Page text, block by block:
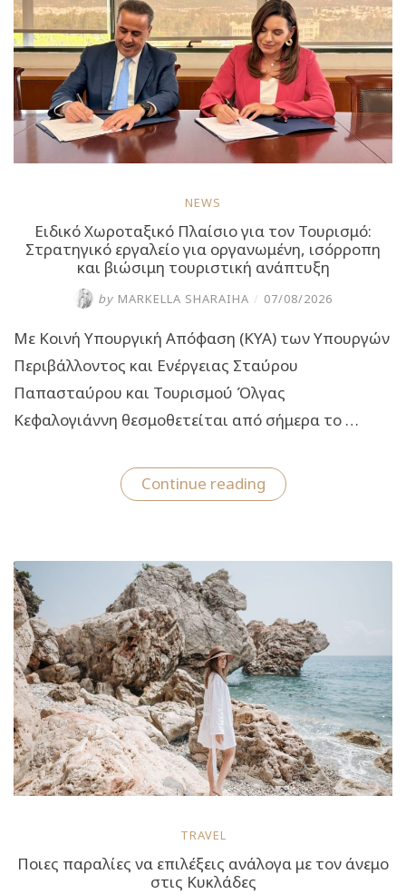
NEWS
Ειδικό Χωροταξικό Πλαίσιο για τον Τουρισμό:
Στρατηγικό εργαλείο για οργανωμένη, ισόρροπη
και βιώσιμη τουριστική ανάπτυξη
by MARKELLA SHARAIHA / 07/08/2026
Με Κοινή Υπουργική Απόφαση (ΚΥΑ) των Υπουργών
Περιβάλλοντος και Ενέργειας Σταύρου
Παπασταύρου και Τουρισμού Όλγας
Κεφαλογιάννη θεσμοθετείται από σήμερα το …
Continue reading“Ειδικό
Χωροταξικό
Τουρισμό:
οργανωμένη,
ισόρροπη
και
βιώσιμη
τουριστική
ανάπτυξη”
TRAVEL
Ποιες παραλίες να επιλέξεις ανάλογα με τον άνεμο
στις Κυκλάδες